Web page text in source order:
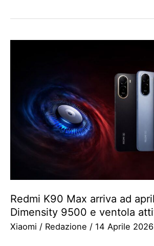
Redmi K90 Max arriva ad
Dimensity 9500 e ventola
Xiaomi / Redazione / 14 Aprile 2026